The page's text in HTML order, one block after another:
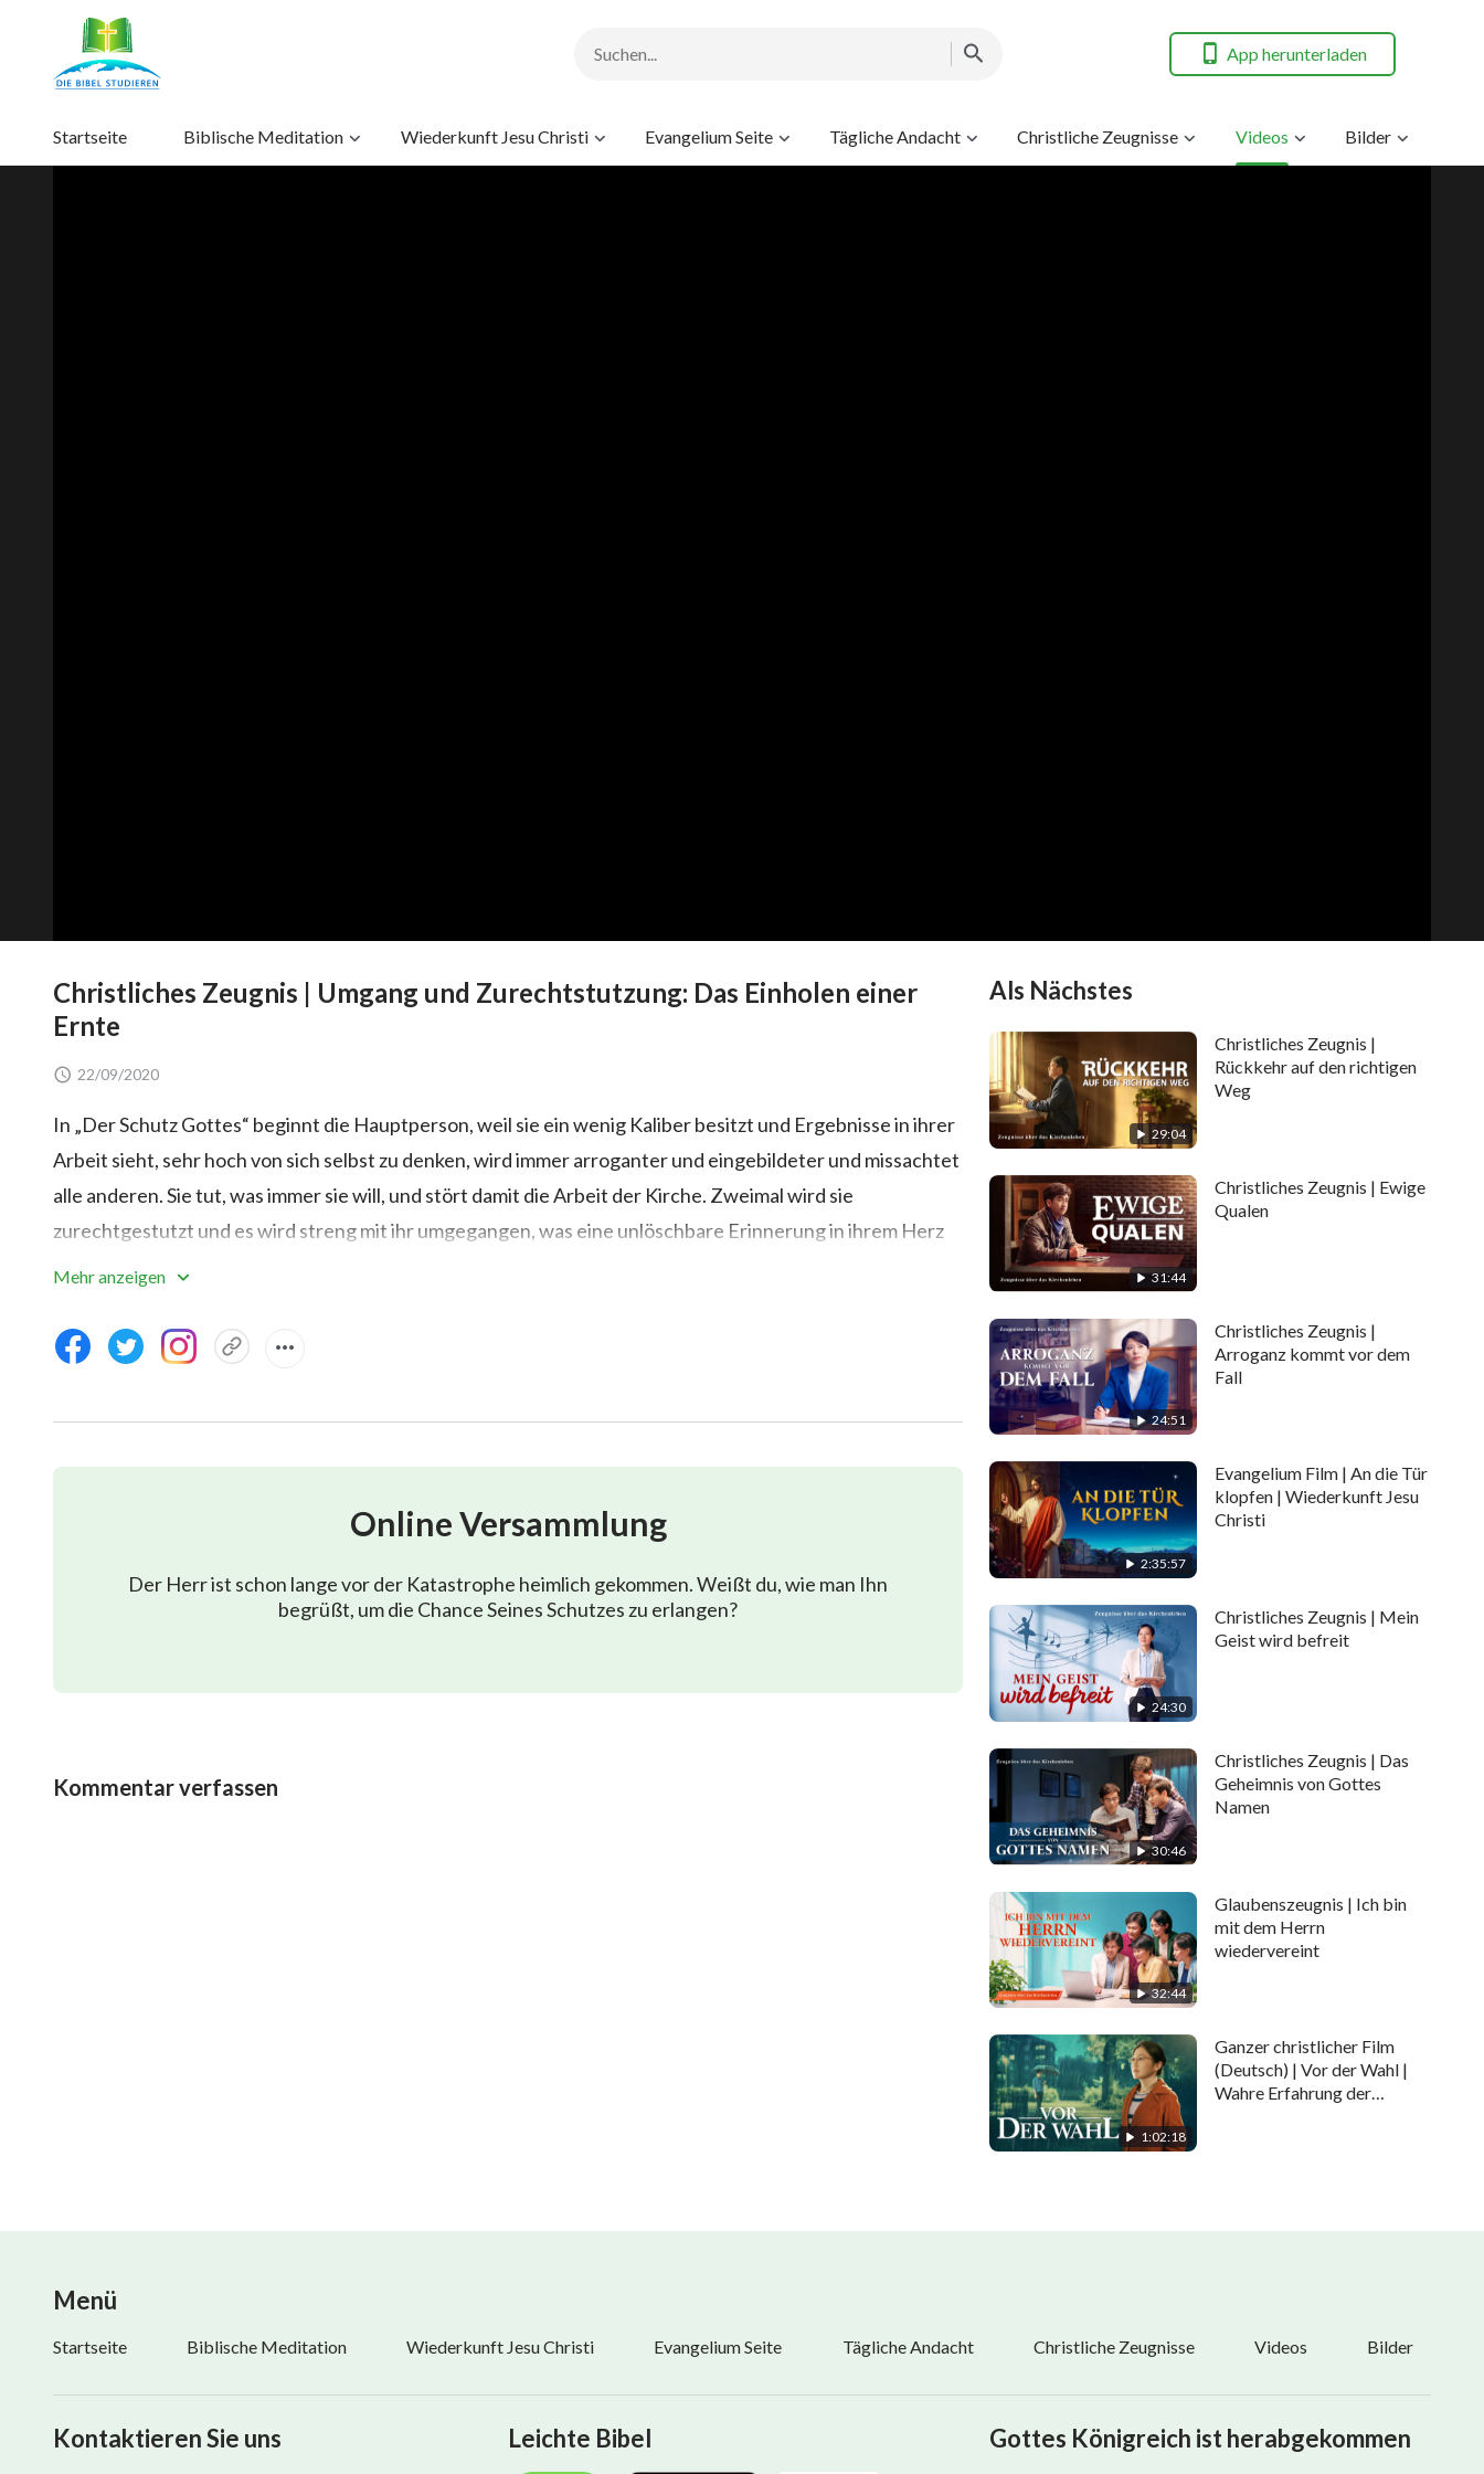
App herunterladen
Startseite Biblische Meditation Wiederkunft Jesu Christi Evangelium Seite Tägliche Andacht Christliche Zeugnisse Videos Bilder
Christliches Zeugnis | Umgang und Zurechtstutzung: Das Einholen einer
Ernte
22/09/2020
In „Der Schutz Gottes“ beginnt die Hauptperson, weil sie ein wenig Kaliber besitzt und Ergebnisse in ihrer
Arbeit sieht, sehr hoch von sich selbst zu denken, wird immer arroganter und eingebildeter und missachtet
alle anderen. Sie tut, was immer sie will, und stört damit die Arbeit der Kirche. Zweimal wird sie
zurechtgestutzt und es wird streng mit ihr umgegangen, was eine unlöschbare Erinnerung in ihrem Herz
hinterlässt. Durch die Offenbarung und das Urteil von Gottes Worten gewinnt sie ein gewisses
keine Verletzung zulässt. Sie entwickelt Gott gegenüber eine gewisse Ehrfurcht, und beginnt sich darauf
zu konzentrieren, die Wahrheit zu suchen und in ihrer Pflicht prinzipientreu zu handeln. Sie bekommt
Züchtigung Gottes größte Liebe und Schutz für die Menschheit sind.
Mehr anzeigen
Online Versammlung
Der Herr ist schon lange vor der Katastrophe heimlich gekommen. Weißt du, wie man Ihn
begrüßt, um die Chance Seines Schutzes zu erlangen?
Kommentar verfassen
Als Nächstes
29:04
Christliches Zeugnis |
Rückkehr auf den richtigen
Weg
31:44
Christliches Zeugnis | Ewige
Qualen
24:51
Christliches Zeugnis |
Arroganz kommt vor dem
Fall
2:35:57
Evangelium Film | An die Tür
klopfen | Wiederkunft Jesu
Christi
24:30
Christliches Zeugnis | Mein
Geist wird befreit
30:46
Christliches Zeugnis | Das
Geheimnis von Gottes
Namen
32:44
Glaubenszeugnis | Ich bin
mit dem Herrn
wiedervereint
1:02:18
Ganzer christlicher Film
(Deutsch) | Vor der Wahl |
Wahre Erfahrung der
Menü
Startseite Biblische Meditation Wiederkunft Jesu Christi Evangelium Seite Tägliche Andacht Christliche Zeugnisse Videos Bilder
Kontaktieren Sie uns Leichte Bibel Gottes Königreich ist herabgekommen